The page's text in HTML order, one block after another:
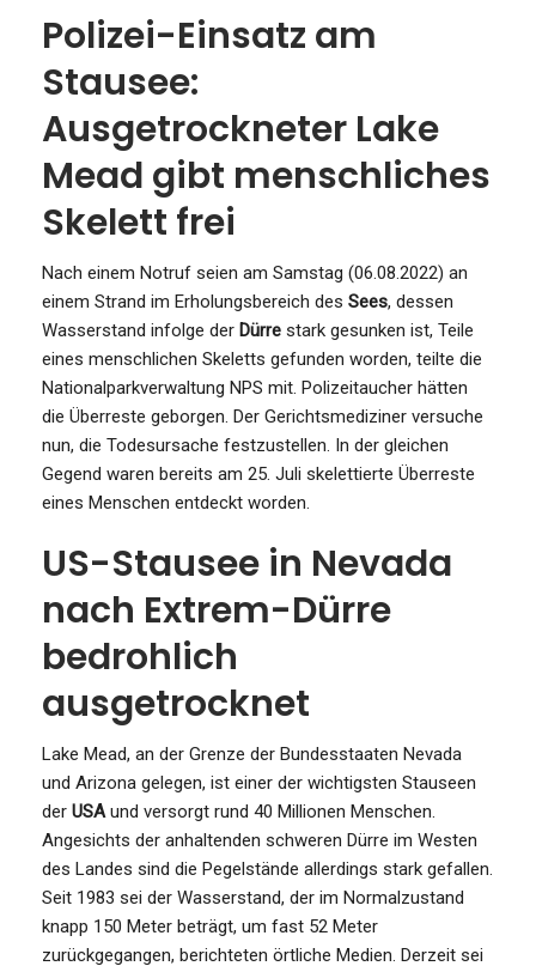
Polizei-Einsatz am
Stausee:
Ausgetrockneter Lake
Mead gibt menschliches
Skelett frei
Nach einem Notruf seien am Samstag (06.08.2022) an
einem Strand im Erholungsbereich des Sees, dessen
Wasserstand infolge der Dürre stark gesunken ist, Teile
eines menschlichen Skeletts gefunden worden, teilte die
Nationalparkverwaltung NPS mit. Polizeitaucher hätten
die Überreste geborgen. Der Gerichtsmediziner versuche
nun, die Todesursache festzustellen. In der gleichen
Gegend waren bereits am 25. Juli skelettierte Überreste
eines Menschen entdeckt worden.
US-Stausee in Nevada
nach Extrem-Dürre
bedrohlich
ausgetrocknet
Lake Mead, an der Grenze der Bundesstaaten Nevada
und Arizona gelegen, ist einer der wichtigsten Stauseen
der USAund versorgt rund 40 Millionen Menschen.
Angesichts der anhaltenden schweren Dürre im Westen
des Landes sind die Pegelstände allerdings stark gefallen.
Seit 1983 sei der Wasserstand, der im Normalzustand
knapp 150 Meter beträgt, um fast 52 Meter
zurückgegangen, berichteten örtliche Medien. Derzeit sei